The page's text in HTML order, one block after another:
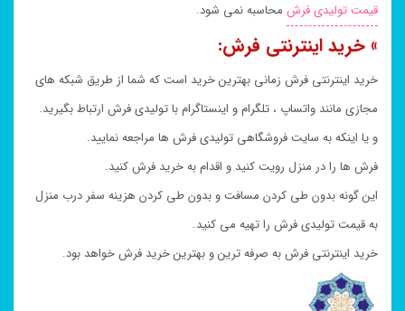
قیمت تولیدی فرش محاسبه نمی شود.
» خرید اینترنتی فرش:
خرید اینترنتی فرش زمانی بهترین خرید است که شما از طریق شبکه های
مجازی مانند واتساپ ، تلگرام و اینستاگرام با تولیدی فرش ارتباط بگیرید.
و یا اینکه به سایت فروشگاهی تولیدی فرش ها مراجعه نمایید.
فرش ها را در منزل رویت کنید و اقدام به خرید فرش کنید.
این گونه بدون طی کردن مسافت و بدون طی کردن هزینه سفر درب منزل
به قیمت تولیدی فرش را تهیه می کنید.
خرید اینترنتی فرش به صرفه ترین و بهترین خرید فرش خواهد بود.